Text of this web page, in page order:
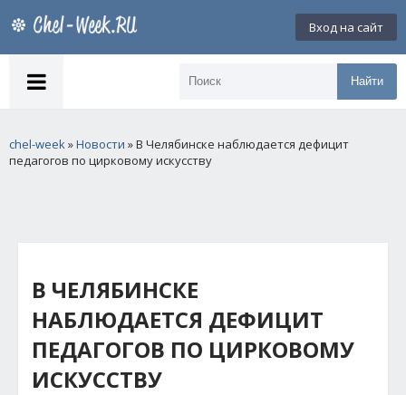
Вход на сайт
Найти
chel-week»Новости » В Челябинске наблюдается дефицит
педагогов по цирковому искусству
В ЧЕЛЯБИНСКЕ
НАБЛЮДАЕТСЯ ДЕФИЦИТ
ПЕДАГОГОВ ПО ЦИРКОВОМУ
ИСКУССТВУ